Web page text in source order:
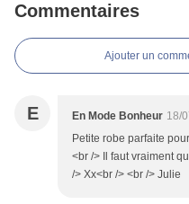
Commentaires
Ajouter un
E En Mode Bonheur 18/
Petite robe parfaite
<br /> Il faut vraiment
/> Xx<br /> <br /> Julie